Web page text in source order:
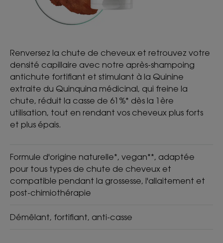
Renversez la chute de cheveux et retrouvez votre
densité capillaire avec notre après-shampoing
antichute fortifiant et stimulant à la Quinine
extraite du Quinquina médicinal, qui freine la
chute, réduit la casse de 61%* dès la 1ère
utilisation, tout en rendant vos cheveux plus forts
et plus épais.
Formule d'origine naturelle*, vegan**, adaptée
pour tous types de chute de cheveux et
compatible pendant la grossesse, l'allaitement et
post-chimiothérapie
Démêlant, fortifiant, anti-casse